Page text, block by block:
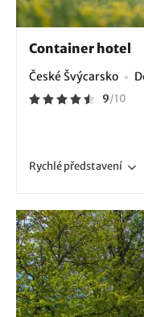
Container hotel
České Švýcarsko
9/10
Rychlépředstavení